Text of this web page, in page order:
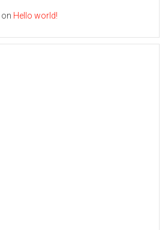
on Hello world!